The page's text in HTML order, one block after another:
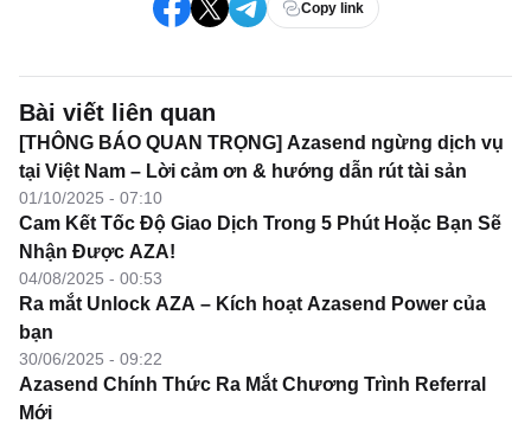
Copy link
Bài viết liên quan
[THÔNG BÁO QUAN TRỌNG] Azasend ngừng dịch vụ
tại Việt Nam – Lời cảm ơn & hướng dẫn rút tài sản
01/10/2025 - 07:10
Cam Kết Tốc Độ Giao Dịch Trong 5 Phút Hoặc Bạn Sẽ
Nhận Được AZA!
04/08/2025 - 00:53
Ra mắt Unlock AZA – Kích hoạt Azasend Power của
bạn
30/06/2025 - 09:22
Azasend Chính Thức Ra Mắt Chương Trình Referral
Mới